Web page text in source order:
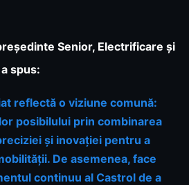
Senior, Electrificare și
spus:
reflectă o viziune comună:
posibilului prin combinarea
și inovației pentru a
De asemenea, face
continuu al Castrol de a